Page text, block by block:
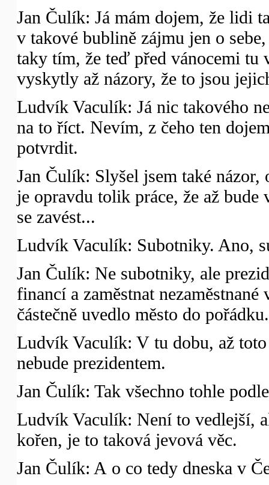
Jan Čulík: Já mám dojem, že lidi
v takové bublině zájmu jen o
taky tím, že teď před vánocemi tu
vyskytly až názory, že to jsou
Ludvík Vaculík: Já nic takového
na to říct. Nevím, z čeho ten
potvrdit.
Jan Čulík: Slyšel jsem také názor,
je opravdu tolik práce, že až bude
se zavést...
Ludvík Vaculík: Subotniky. Ano,
Jan Čulík: Ne subotniky, ale
financí a zaměstnat
částečně uvedlo město do pořádku.
Ludvík Vaculík: V tu dobu, až
nebude prezidentem.
Jan Čulík: Tak všechno tohle
Ludvík Vaculík: Není to vedlejší,
kořen, je to taková jevová věc.
Jan Čulík: A o co tedy dneska v